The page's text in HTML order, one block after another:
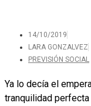
14/10/2019
LARA GONZALVEZ
PREVISIÓN SOCIAL
Ya lo decía el
tranquilidad